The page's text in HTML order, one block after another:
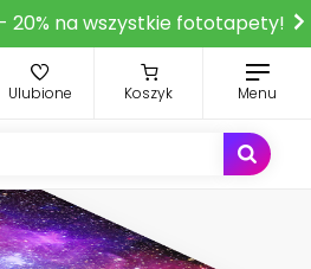
20% na wszystkie fototapety!
Ulubione Koszyk Menu